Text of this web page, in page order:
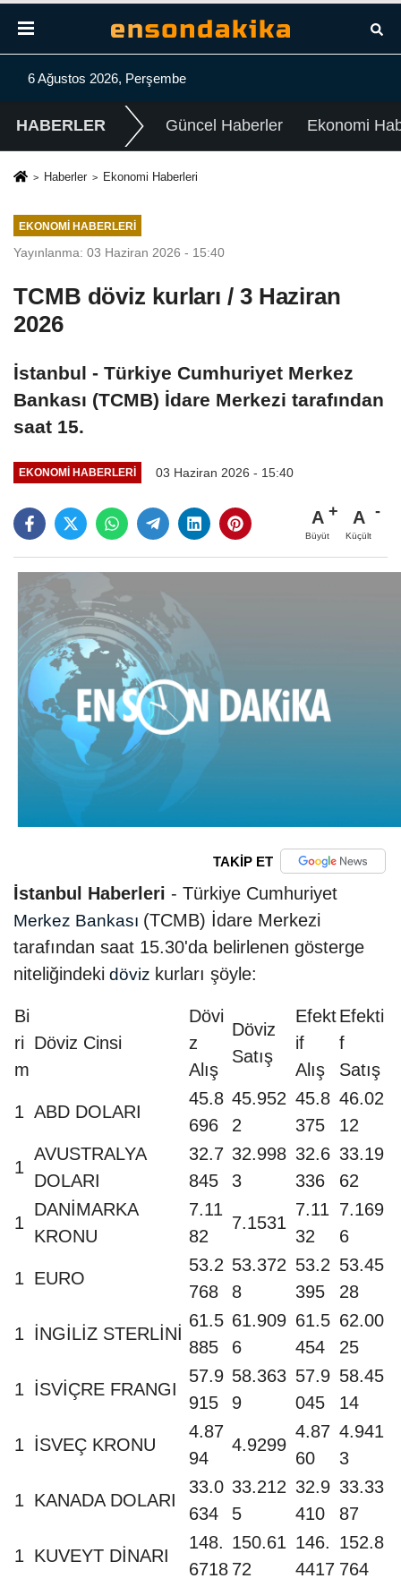
6 Ağustos 2026, Perşembe
HABERLER Güncel Haberler Ekonomi
Haberler Ekonomi Haberleri
EKONOMI HABERLERI
Yayınlanma: 03 Haziran 2026 - 15:40
TCMB döviz kurları / 3 Haziran
2026
İstanbul - Türkiye Cumhuriyet Merkez
Bankası (TCMB) İdare Merkezi tarafından
saat 15.
EKONOMI HABERLERI 03 Haziran 2026 - 15:40
A
Büyüt
A
Küçült
TAKİP ET
İstanbul Haberleri - Türkiye Cumhuriyet
Merkez Bankası (TCMB) İdare Merkezi
tarafından saat 15.30'da belirlenen gösterge
niteliğindeki döviz kurları şöyle:
Bi
ri
m
Döviz Cinsi
Dövi
z
Alış
Döviz
Satış
Efekt
if
Alış
Efekti
f
Satış
1 ABD DOLARI
45.8
696
45.952
2
45.8
375
46.02
12
1
AVUSTRALYA
DOLARI
32.7
845
32.998
3
32.6
336
33.19
62
1
DANİMARKA
KRONU
7.11
82
7.1531
7.11
32
7.169
6
1 EURO
53.2
768
53.372
8
53.2
395
53.45
28
1 İNGİLİZ STERLİNİ
61.5
885
61.909
6
61.5
454
62.00
25
1 İSVİÇRE FRANGI
57.9
915
58.363
9
57.9
045
58.45
14
1 İSVEÇ KRONU
4.87
94
4.9299
4.87
60
4.941
3
1 KANADA DOLARI
33.0
634
33.212
5
32.9
410
33.33
87
1 KUVEYT DİNARI
148.
6718
150.61
72
146.
4417
152.8
764